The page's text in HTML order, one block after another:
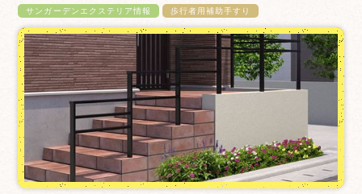
サンガーデンエクステリア情報 歩行者用補助手すり